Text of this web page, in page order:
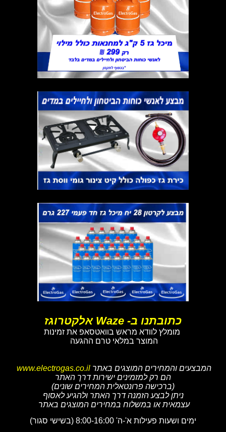
כתובתנו ב- Waze אלקטרוגז
מומלץ לוודא מראש בוואטסאפ את זמינות
המוצר במלאי טרם ההגעה
המבצעים והמחירים המוצגים באתר www.electrogas.co.il
הם רק למזמינים ישירות דרך האתר
(ברכישה פרונטאלית המחירים שונים)
ניתן לבצע הזמנה דרך האתר ולהגיע לאסוף
עצמאית או במשלוח במחירים המוצגים באתר
ימים ושעות פעילות א'-ה' 8:00-16:00 (בשישי סגור)